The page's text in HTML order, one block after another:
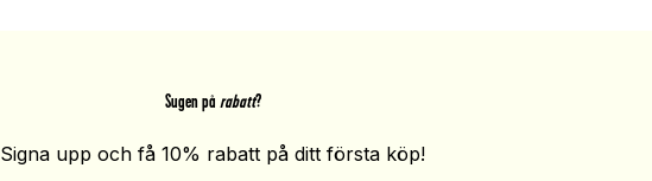
Sugen på rabatt?
Signa upp och få 10% rabatt på ditt första köp!